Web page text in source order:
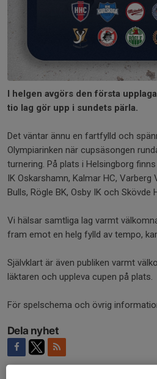
I helgen avgörs den första
tio lag gör upp i sundets pärla.
Det väntar ännu en fartfylld och
Olympiarinken när cupsäsongen
turnering. På plats i Helsingborg
IK Oskarshamn, Kalmar HC, Varberg
Bulls, Rögle BK, Osby IK och Skövde
Vi hälsar samtliga lag varmt
fram emot en helg fylld av tempo,
Självklart är även publiken varmt
läktaren och uppleva cupen på plats.
För spelschema och övrig
Dela nyhet